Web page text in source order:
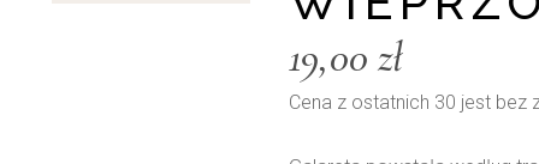
19,00zł
Cena z ostatnich 30 jest bez